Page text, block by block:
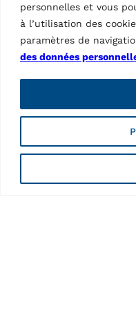
personnelles et vous
à l’utilisation des
paramètres de
des données
Ravaglioli, marque de
premier fabricant
véhicules,
géométrie des roues).
Informations
Contactez
Web Order